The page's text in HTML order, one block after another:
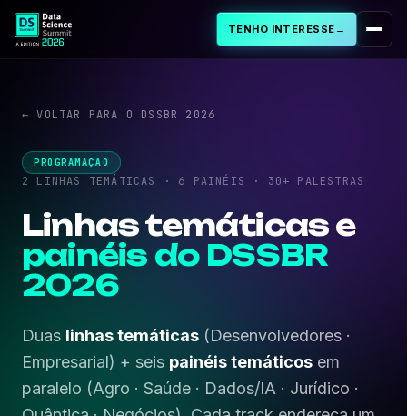
TENHO INTERESSE →
Programação
Palestras Aprovadas
Cursos & Workshops
Cases de IA
FAQ
← VOLTAR PARA O DSSBR 2026
PROGRAMAÇÃO
2 LINHAS TEMÁTICAS · 6 PAINÉIS · 30+ PALESTRAS
Linhas temáticas e
painéis do DSSBR
2026
Duas linhas temáticas (Desenvolvedores ·
Empresarial) + seis painéis temáticos em
paralelo (Agro · Saúde · Dados/IA · Jurídico ·